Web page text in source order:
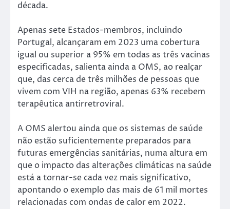
década.
Apenas sete Estados-membros, incluindo
Portugal, alcançaram em 2023 uma cobertura
igual ou superior a 95% em todas as três vacinas
especificadas, salienta ainda a OMS, ao realçar
que, das cerca de três milhões de pessoas que
vivem com VIH na região, apenas 63% recebem
terapêutica antirretroviral.
A OMS alertou ainda que os sistemas de saúde
não estão suficientemente preparados para
futuras emergências sanitárias, numa altura em
que o impacto das alterações climáticas na saúde
está a tornar-se cada vez mais significativo,
apontando o exemplo das mais de 61 mil mortes
relacionadas com ondas de calor em 2022.